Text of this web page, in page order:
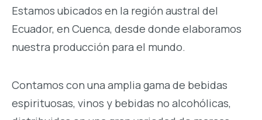
Estamos ubicados en la región austral del
Ecuador, en Cuenca, desde donde elaboramos
nuestra producción para el mundo.
Contamos con una amplia gama de bebidas
espirituosas, vinos y bebidas no alcohólicas,